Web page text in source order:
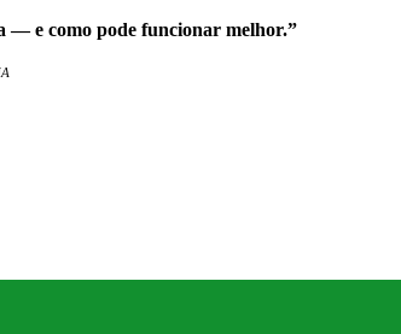
— e como pode funcionar melhor.”